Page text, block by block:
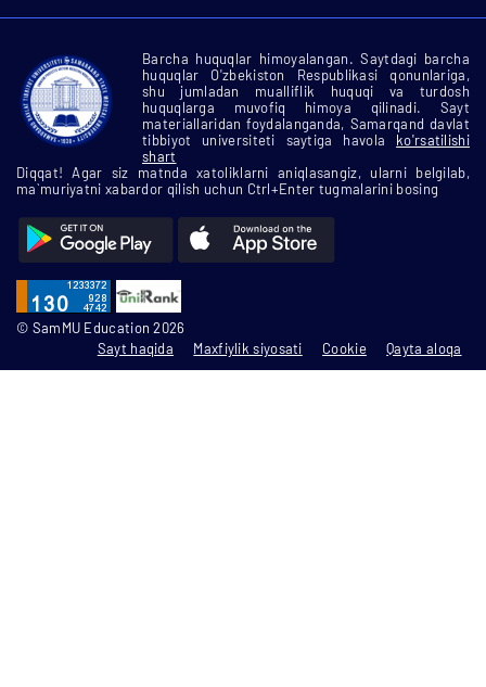
Barcha huquqlar himoyalangan. Saytdagi barcha
huquqlar O'zbekiston Respublikasi qonunlariga,
shu jumladan mualliflik huquqi va turdosh
huquqlarga muvofiq himoya qilinadi. Sayt
materiallaridan foydalanganda, Samarqand davlat
tibbiyot universiteti saytiga havola ko'rsatilishi
shart
Diqqat! Agar siz matnda xatoliklarni aniqlasangiz, ularni belgilab,
ma`muriyatni xabardor qilish uchun Ctrl+Enter tugmalarini bosing
© SamMU Education 2026
Sayt haqida
Maxfiylik siyosati Cookie Qayta aloqa